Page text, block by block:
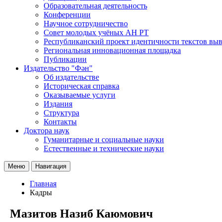
Образовательная деятельность
Конференции
Научное сотрудничество
Совет молодых учёных АН РТ
Республиканский проект идентичности текстов
Региональная инновационная площадка
Публикации
Издательство "Фән"
Об издательстве
Историческая справка
Оказываемые услуги
Издания
Структура
Контакты
Доктора наук
Гуманитарные и социальные науки
Естественные и технические науки
Меню Навигация
Главная
Кадры
Мазитов Назиб Каюмович